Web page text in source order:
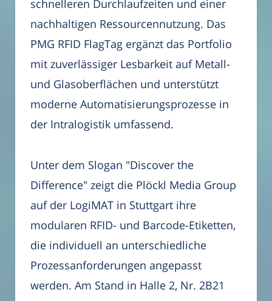
schnelleren Durchlaufzeiten und einer
nachhaltigen Ressourcennutzung. Das
PMG RFID FlagTag ergänzt das Portfolio
mit zuverlässiger Lesbarkeit auf Metall-
und Glasoberflächen und unterstützt
moderne Automatisierungsprozesse in
der Intralogistik umfassend.
Unter dem Slogan "Discover the
Difference" zeigt die Plöckl Media Group
auf der LogiMAT in Stuttgart ihre
modularen RFID- und Barcode-Etiketten,
die individuell an unterschiedliche
Prozessanforderungen angepasst
werden. Am Stand in Halle 2, Nr. 2B21